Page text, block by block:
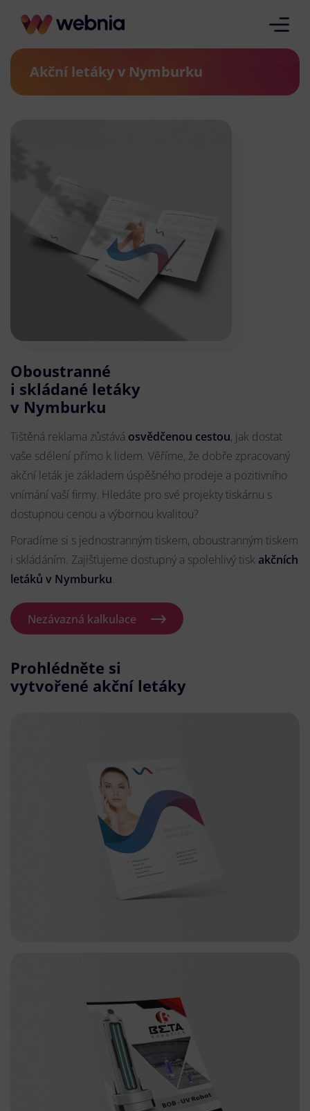
Akční letáky v Nymburku
Oboustranné
i skládané letáky
v Nymburku
Tištěná reklama zůstává osvědčenou cestou, jak dostat
vaše sdělení přímo k lidem. Věříme, že dobře zpracovaný
akční leták je základem úspěšného prodeje a pozitivního
vnímání vaší firmy. Hledáte pro své projekty tiskárnu s
dostupnou cenou a výbornou kvalitou?
Poradíme si s jednostranným tiskem, oboustranným tiskem
i skládáním. Zajišťujeme dostupný a spolehlivý tisk akčních
letáků v Nymburku.
Nezávazná kalkulace
Prohlédněte si
vytvořené akční letáky